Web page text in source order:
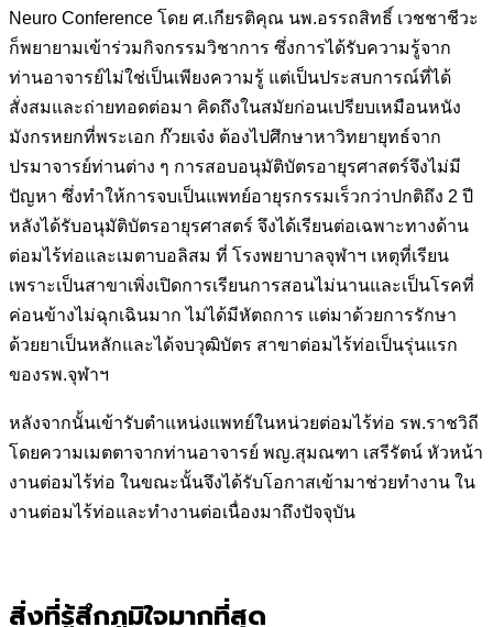
Neuro Conference โดย ศ.เกียรติคุณ นพ.อรรถสิทธิ์ เวชชาชีวะ
ก็พยายามเข้าร่วมกิจกรรมวิชาการ ซึ่งการได้รับความรู้จาก
ท่านอาจารย์ไม่ใช่เป็นเพียงความรู้ แต่เป็นประสบการณ์ที่ได้
สั่งสมและถ่ายทอดต่อมา คิดถึงในสมัยก่อนเปรียบเหมือนหนัง
มังกรหยกที่พระเอก ก๊วยเจ๋ง ต้องไปศึกษาหาวิทยายุทธ์จาก
ปรมาจารย์ท่านต่าง ๆ การสอบอนุมัติบัตรอายุรศาสตร์จึงไม่มี
ปัญหา ซึ่งทำให้การจบเป็นแพทย์อายุรกรรมเร็วกว่าปกติถึง 2 ปี
หลังได้รับอนุมัติบัตรอายุรศาสตร์ จึงได้เรียนต่อเฉพาะทางด้าน
ต่อมไร้ท่อและเมตาบอลิสม ที่ โรงพยาบาลจุฬาฯ เหตุที่เรียน
เพราะเป็นสาขาเพิ่งเปิดการเรียนการสอนไม่นานและเป็นโรคที่
ค่อนข้างไม่ฉุกเฉินมาก ไม่ได้มีหัตถการ แต่มาด้วยการรักษา
ด้วยยาเป็นหลักและได้จบวุฒิบัตร สาขาต่อมไร้ท่อเป็นรุ่นแรก
ของรพ.จุฬาฯ
หลังจากนั้นเข้ารับตำแหน่งแพทย์ในหน่วยต่อมไร้ท่อ รพ.ราชวิถี
โดยความเมตตาจากท่านอาจารย์ พญ.สุมณฑา เสรีรัตน์ หัวหน้า
งานต่อมไร้ท่อ ในขณะนั้นจึงได้รับโอกาสเข้ามาช่วยทำงาน ใน
งานต่อมไร้ท่อและทำงานต่อเนื่องมาถึงปัจจุบัน
สิ่งที่รู้สึกภูมิใจมากที่สุด